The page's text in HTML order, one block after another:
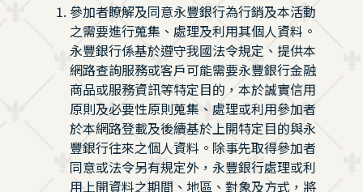
參加者瞭解及同意永豐銀行為行銷及本活動
之需要進行蒐集、處理及利用其個人資料。
永豐銀行係基於遵守我國法令規定、提供本
網路查詢服務或客戶可能需要永豐銀行金融
商品或服務資訊等特定目的，本於誠實信用
原則及必要性原則蒐集、處理或利用參加者
於本網路登載及後續基於上開特定目的與永
豐銀行往來之個人資料。除事先取得參加者
同意或法令另有規定外，永豐銀行處理或利
用上開資料之期間、地區、對象及方式，將